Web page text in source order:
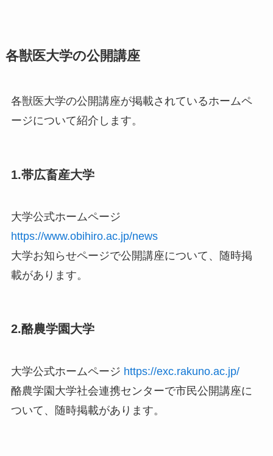
各獣医大学の公開講座
各獣医大学の公開講座が掲載されているホームペ
ージについて紹介します。
1.帯広畜産大学
大学公式ホームページ
https://www.obihiro.ac.jp/news
大学お知らせページで公開講座について、随時掲
載があります。
2.酪農学園大学
大学公式ホームページ https://exc.rakuno.ac.jp/
酪農学園大学社会連携センターで市民公開講座に
ついて、随時掲載があります。